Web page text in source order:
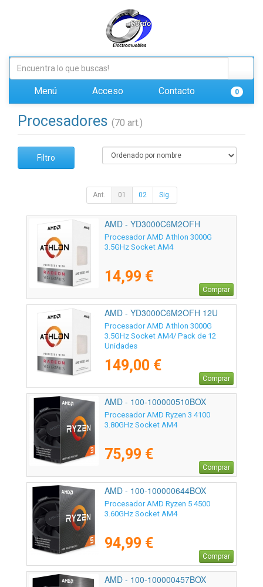
Menú Acceso Contacto 0
Procesadores (70 art.)
Filtro
Ant. 01 02 Sig.
AMD - YD3000C6M2OFH
Procesador AMD Athlon 3000G
3.5GHz Socket AM4
14,99 €
Comprar
AMD - YD3000C6M2OFH 12U
Procesador AMD Athlon 3000G
3.5GHz Socket AM4/ Pack de 12
Unidades
149,00 €
Comprar
AMD - 100-100000510BOX
Procesador AMD Ryzen 3 4100
3.80GHz Socket AM4
75,99 €
Comprar
AMD - 100-100000644BOX
Procesador AMD Ryzen 5 4500
3.60GHz Socket AM4
94,99 €
Comprar
AMD - 100-100000457BOX